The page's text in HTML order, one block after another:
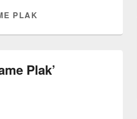
PLAK
Plak’